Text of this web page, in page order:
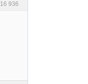
16 936